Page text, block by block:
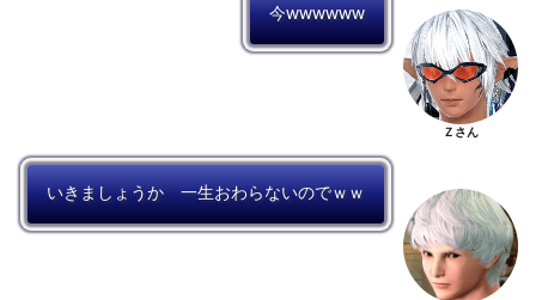
今wwwwww
Ｚさん
いきましょうか 一生おわらないのでｗｗ